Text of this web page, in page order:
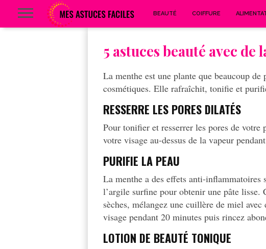
BEAUTÉ COIFFURE
5 astuces beauté avec de
La menthe est une plante que beaucoup
cosmétiques. Elle rafraîchit, tonifie et
RESSERRE LES PORES DILATÉS
Pour tonifier et resserrer les pores de
votre visage au-dessus de la vapeur
PURIFIE LA PEAU
La menthe a des effets anti-inflammatoires
l’argile surfine pour obtenir une pâte lisse.
sèches, mélangez une cuillère de miel
visage pendant 20 minutes puis rincez
LOTION DE BEAUTÉ TONIQUE